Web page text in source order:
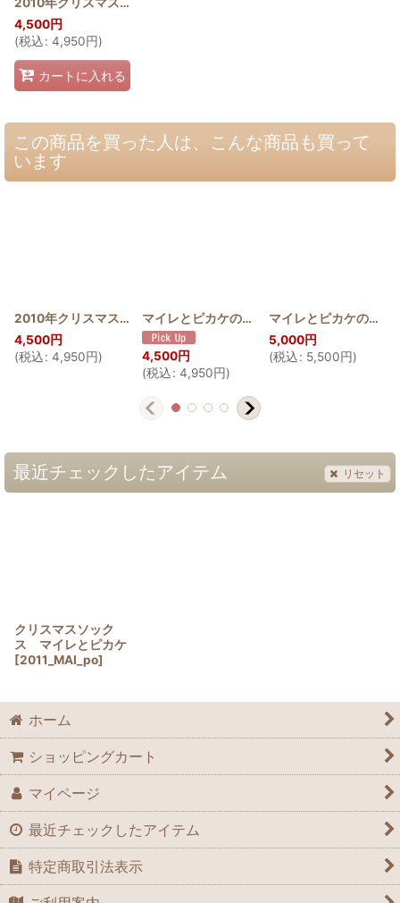
4,500円
(税込: 4,950円)
カートに入れる
この商品を買った人は、こんな商品も買って
います
2010年クリスマスタペストリー マイレ＆ピカケ [2010_MAI_PI
4,500円
(税込: 4,950円)
マイレとピカケのバニティポーチ [
4,500円
(税込: 4,950円)
マイレとピカケのミニトート
5,000円
(税込: 5,500円)
最近チェックしたアイテム リセット
クリスマスソック
ス マイレとピカケ
[2011_MAI_po]
ホーム
ショッピングカート
マイページ
最近チェックしたアイテム
特定商取引法表示